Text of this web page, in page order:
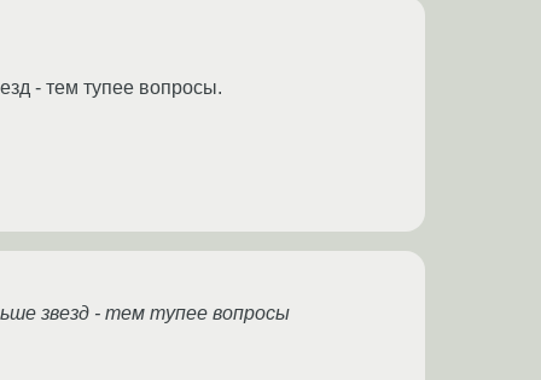
- тем тупее вопросы.
звезд - тем тупее вопросы